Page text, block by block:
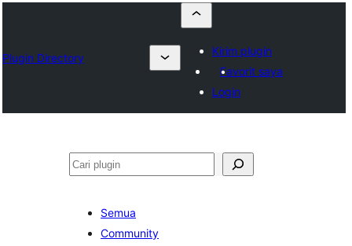
Plugin Directory
Kirim plugin
Favorit saya
Login
Cari
Semua
Community